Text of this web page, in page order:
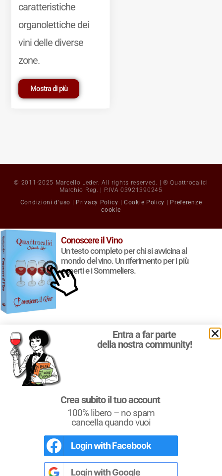
caratteristiche
organolettiche dei
vini delle diverse
zone.
Mostra di più
© 2011-2025 Marcello Leder. All rights reserved. | ® Quattrocalici
Marchio Reg. | P.IVA 03921390245
Condizioni d'uso
Privacy Policy Cookie Policy
Preferenze
cookie
Conoscere il Vino
Un testo completo per chi si avvicina al
mondo del vino. Un riferimento per i più
esperti e i Sommeliers.
Entra a far parte
della nostra community!
Crea subito il tuo account
100% libero – no spam
cancella quando vuoi
Login withFacebook
Login withGoogle